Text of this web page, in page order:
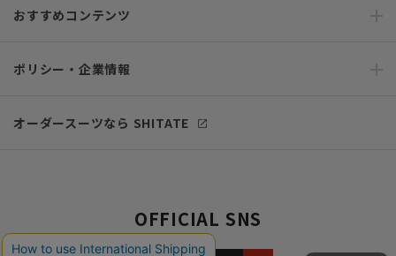
おすすめコンテンツ
ポリシー・企業情報
オーダースーツなら SHITATE
OFFICIAL SNS